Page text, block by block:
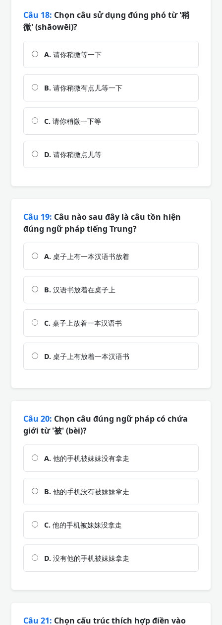
Câu 18: Chọn câu sử dụng đúng phó từ '稍
微' (shāowēi)?
A. 请你稍微等一下
B. 请你稍微有点儿等一下
C. 请你稍微一下等
D. 请你稍微点儿等
Câu 19: Câu nào sau đây là câu tồn hiện
đúng ngữ pháp tiếng Trung?
A. 桌子上有一本汉语书放着
B. 汉语书放着在桌子上
C. 桌子上放着一本汉语书
D. 桌子上有放着一本汉语书
Câu 20: Chọn câu đúng ngữ pháp có chứa
giới từ '被' (bèi)?
A. 他的手机被妹妹没有拿走
B. 他的手机没有被妹妹拿走
C. 他的手机被妹妹没拿走
D. 没有他的手机被妹妹拿走
Câu 21: Chọn cấu trúc thích hợp điền vào